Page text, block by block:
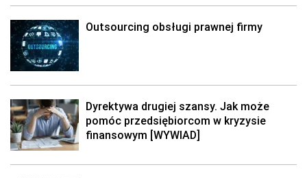
Outsourcing obsługi prawnej firmy
Dyrektywa drugiej szansy. Jak może
pomóc przedsiębiorcom w kryzysie
finansowym [WYWIAD]